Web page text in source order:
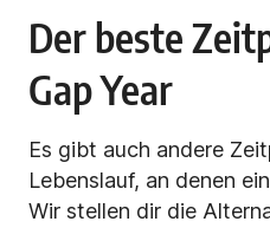
Der beste
Gap Year
Es gibt auch andere
Lebenslauf, an denen
Wir stellen dir die